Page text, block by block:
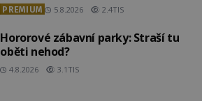
PREMIUM 5.8.2026 2.4TIS
Hororové zábavní parky: Straší tu
oběti nehod?
4.8.2026 3.1TIS